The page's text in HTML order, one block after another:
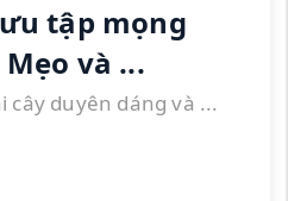
tập mọng
và ...
cây duyên dáng và ...